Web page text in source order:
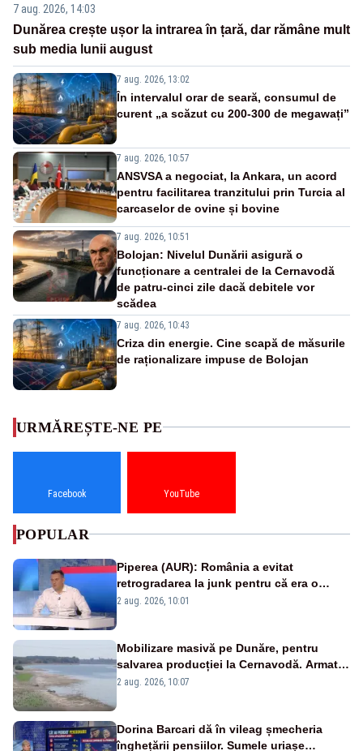
7 aug. 2026, 14:03
Dunărea crește ușor la intrarea în țară, dar rămâne mult
sub media lunii august
7 aug. 2026, 13:02
În intervalul orar de seară, consumul de
curent „a scăzut cu 200-300 de megawați”
7 aug. 2026, 10:57
ANSVSA a negociat, la Ankara, un acord
pentru facilitarea tranzitului prin Turcia al
carcaselor de ovine și bovine
7 aug. 2026, 10:51
Bolojan: Nivelul Dunării asigură o
funcționare a centralei de la Cernavodă
de patru-cinci zile dacă debitele vor
scădea
7 aug. 2026, 10:43
Criza din energie. Cine scapă de măsurile
de raționalizare impuse de Bolojan
URMĂREȘTE-NE PE
Facebook YouTube
POPULAR
Piperea (AUR): România a evitat
retrogradarea la junk pentru că era o
catastrofă pentru bănci și fondurile de
2 aug. 2026, 10:01
Mobilizare masivă pe Dunăre, pentru
salvarea producției la Cernavodă. Armata
va detona o stâncă și va devia apa
2 aug. 2026, 10:07
Dorina Barcari dă în vileag șmecheria
înghețării pensiilor. Sumele uriașe